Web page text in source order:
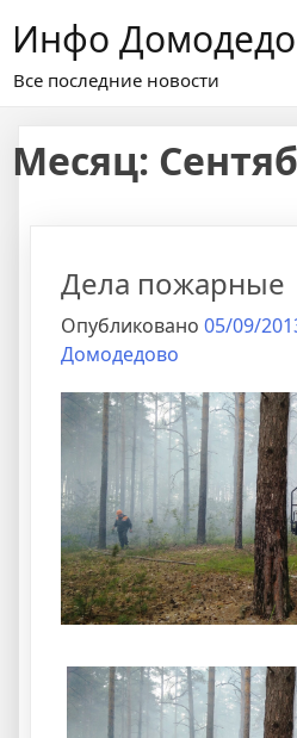
содержимому
Инфо
Все последние новости
Месяц:
Дела пожарные
Опубликовано 05/09/
Домодедово